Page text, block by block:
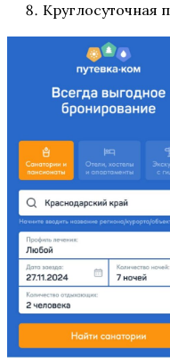
Круглосуточная